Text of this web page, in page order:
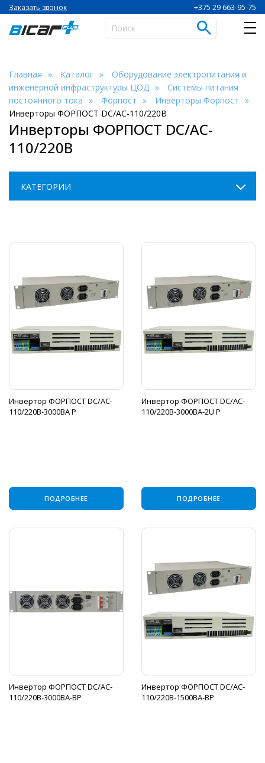
+375 29 663-95-75
Заказать звонок
Главная Каталог
Оборудование электропитания и
инженерной инфраструктуры ЦОД
Системы питания
постоянного тока
Форпост
Инверторы Форпост
Инверторы ФОРПОСТ DC/AC-110/220B
Инверторы ФОРПОСТ DC/AC-
110/220B
КАТЕГОРИИ
Инвертор ФОРПОСТ DC/AC-
110/220B-3000BA Р
ПОДРОБНЕЕ
Инвертор ФОРПОСТ DC/AC-
110/220B-3000BA-2U Р
ПОДРОБНЕЕ
Инвертор ФОРПОСТ DC/AC-
110/220B-3000BA-BP
Инвертор ФОРПОСТ DC/AC-
110/220B-1500BA-BP